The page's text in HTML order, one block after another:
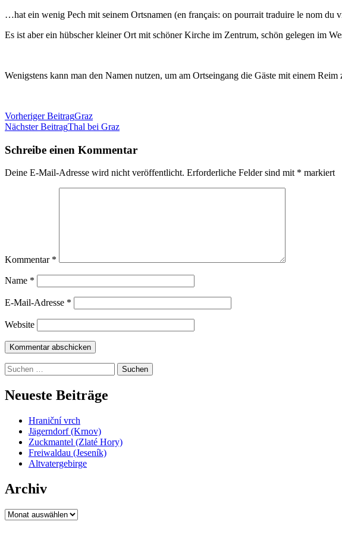
…hat ein wenig Pech mit seinem Ortsnamen (en français: on pourrait traduire le nom du
Es ist aber ein hübscher kleiner Ort mit schöner Kirche im Zentrum, schön gelegen im
Wenigstens kann man den Namen nutzen, um am Ortseingang die Gäste mit einem Reim
Beitragsnavigation
Vorheriger BeitragGraz
Nächster BeitragThal bei Graz
Schreibe einen Kommentar
Deine E-Mail-Adresse wird nicht veröffentlicht. Erforderliche Felder sind mit * markiert
Kommentar *
Name *
E-Mail-Adresse *
Website
Suchen
nach:
Neueste Beiträge
Hraniční vrch
Jägerndorf (Krnov)
Zuckmantel (Zlaté Hory)
Freiwaldau (Jeseník)
Altvatergebirge
Archiv
Archiv